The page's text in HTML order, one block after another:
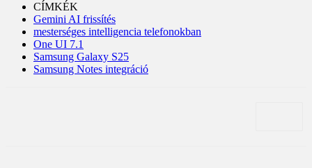
CÍMKÉK
Gemini AI frissítés
mesterséges intelligencia telefonokban
One UI 7.1
Samsung Galaxy S25
Samsung Notes integráció